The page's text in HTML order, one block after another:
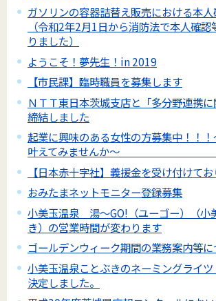
ガソリンの容器詰替え販売における本
（令和2年2月1日から消防法で本人確
りました）
ようこそ！夢先生！in 2019
【市民課】臨時職員を募集します
ＮＴＴ東日本茨城支店と「多分野連携
締結しました
起業に興味のある女性の方募集中！！
叶えてみませんか
【日本赤十字社】義援金を受け付けて
おみたまネットモニター登録募集
小美玉温泉 湯～GO!（ユーゴー）（小
き）の営業時間が変わります
ゴールデンウィーク期間の業務案内等に
小美玉温泉ことぶきのネーミングライ
決定しました。